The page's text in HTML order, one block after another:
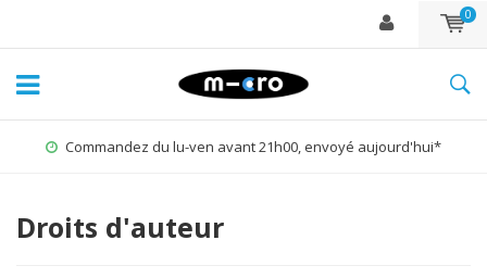
0
Commandez du lu-ven avant 21h00, envoyé aujourd'hui*
Droits d'auteur